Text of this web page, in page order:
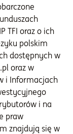
TFI oraz o ich
polskim
dostępnych w
oraz w
i Informacjach
i na
praw
znajdują się w